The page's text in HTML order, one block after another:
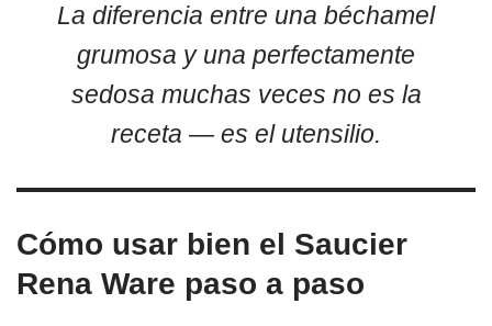
La diferencia entre una béchamel
grumosa y una perfectamente
sedosa muchas veces no es la
receta — es el utensilio.
Cómo usar bien el Saucier
Rena Ware paso a paso